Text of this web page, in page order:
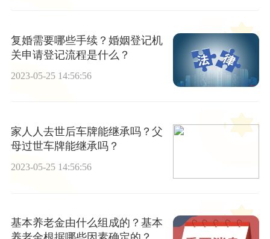
复婚需要哪些手续？婚姻登记机
关申请登记流程是什么？
2023-05-25 14:56:56
家人人去世后车牌能继承吗？父
母过世车牌能继承吗？
2023-05-25 14:56:56
基本养老金由什么组成的？基本